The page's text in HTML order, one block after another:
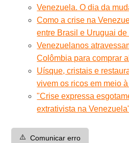
Venezuela. O dia da
Como a crise na
entre Brasil e Uruguai de
Venezuelanos
Colômbia para comprar
Uísque, cristais e
vivem os ricos em meio
"Crise expressa
extrativista na
⚠️ Comunicar erro